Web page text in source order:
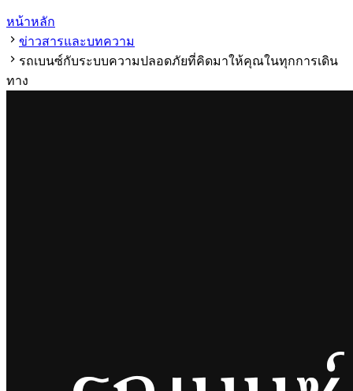
หน้าหลัก
ข่าวสารและบทความ
รถเบนซ์กับระบบความปลอดภัยที่คิดมาให้คุณในทุกการเดิน
ทาง